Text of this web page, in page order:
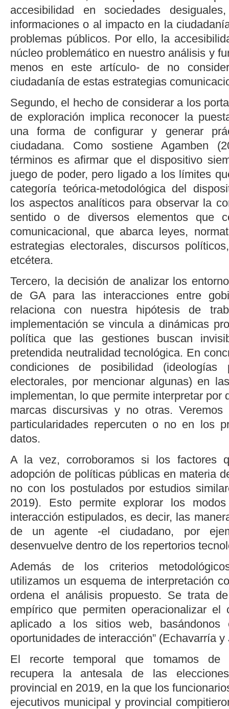
accesibilidad en sociedades
informaciones o al impacto en la
problemas públicos. Por ello, la
núcleo problemático en nuestro análisis y
menos en este artículo- de no
ciudadanía de estas estrategias
Segundo, el hecho de considerar a los
de exploración implica reconocer la
una forma de configurar y generar
ciudadana. Como sostiene Agamben
términos es afirmar que el dispositivo
juego de poder, pero ligado a los límites
categoría teórica-metodológica del
los aspectos analíticos para observar la
sentido o de diversos elementos que
comunicacional, que abarca leyes,
estrategias electorales, discursos
etcétera.
Tercero, la decisión de analizar los
de GA para las interacciones entre
relaciona con nuestra hipótesis de
implementación se vincula a dinámicas
política que las gestiones buscan
pretendida neutralidad tecnológica. En
condiciones de posibilidad (ideologías
electorales, por mencionar algunas) en
implementan, lo que permite interpretar por
marcas discursivas y no otras.
particularidades repercuten o no en los
datos.
A la vez, corroboramos si los factores
adopción de políticas públicas en materia
no con los postulados por estudios
2019). Esto permite explorar los
interacción estipulados, es decir, las
de un agente -el ciudadano, por
desenvuelve dentro de los repertorios
Además de los criterios
utilizamos un esquema de interpretación
ordena el análisis propuesto. Se trata
empírico que permiten operacionalizar el
aplicado a los sitios web,
oportunidades de interacción” (Echavarría y
El recorte temporal que tomamos de
recupera la antesala de las
provincial en 2019, en la que los
ejecutivos municipal y provincial